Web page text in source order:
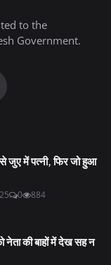
to the
Government.
से जुए में पत्नी, फिर जो हुआ
0 884
की बाहों में देख सह न